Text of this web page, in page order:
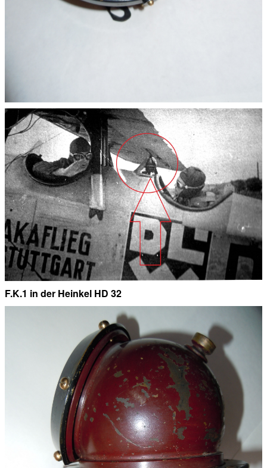
F.K.1 in der Heinkel HD 32